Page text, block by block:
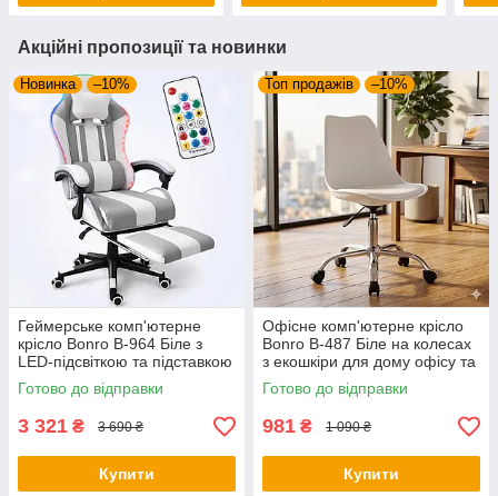
Акційні пропозиції та новинки
Новинка –10%
Геймерське комп'ютерне
крісло Bonro B-964 Біле з
LED-підсвіткою та підставкою
для ніг (до 150 кг)
Готово до відправки
3 321 ₴ 3 690 ₴
Купити
Топ продажів –10%
Офісне комп'ютерне крісло
Bonro B-487 Біле на колесах
з екошкіри для дому офісу та
салону
Готово до відправки
981 ₴ 1 090 ₴
Купити